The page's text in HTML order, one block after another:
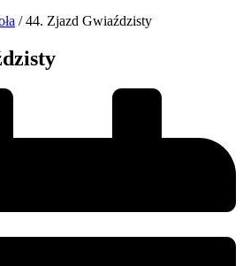
/ 44. Zjazd Gwiaździsty